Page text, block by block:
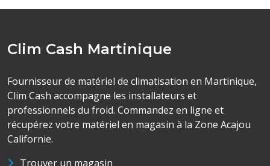
Clim Cash Martinique
Fournisseur de matériel de climatisation en Martinique,
Clim Cash accompagne les installateurs et
professionnels du froid. Commandez en ligne et
récupérez votre matériel en magasin à la Zone Acajou
Californie.
Trouver un magasin